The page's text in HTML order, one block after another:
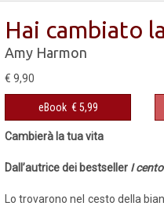
Hai cambiato
Amy Harmon
€ 9,90
eBook € 5,99
Cambierà la tua vita
Dall’autrice dei bestseller I
Lo trovarono nel cesto della